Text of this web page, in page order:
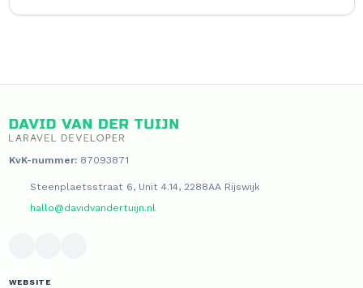
KvK-nummer:87093871
Steenplaetsstraat 6, Unit 4.14, 2288AA Rijswijk
hallo@davidvandertuijn.nl
WEBSITE